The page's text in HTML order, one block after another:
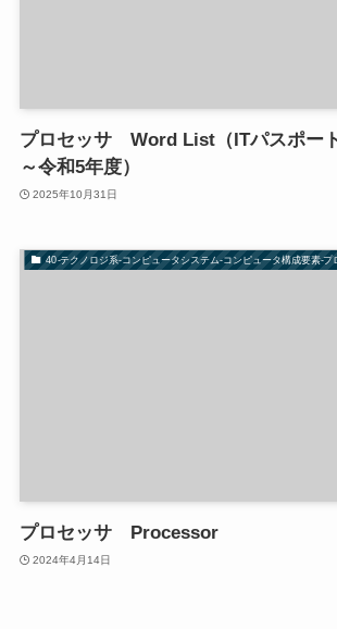
プロセッサ Word List（ITパスポー
～令和5年度）
2025年10月31日
40-テクノロジ系-コンピュータシステム-コンピュータ構成要素-
プロセッサ Processor
2024年4月14日